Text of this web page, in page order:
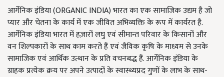
आर्गेनिक इंडिया (ORGANIC INDIA) भारत का एक सामाजिक उद्यम है जो
प्यार और चेतना के कार्य में एक जीवित अभिव्यक्ति के रूप में कार्यरत है.
आर्गेनिक इंडिया भारत में हज़ारों लघु एवं सीमान्त परिवार के किसानों और
वन शिल्पकारों के साथ काम करते हैं एवं जैविक कृषि के माध्यम से उनके
सामाजिक एवं आर्थिक उत्थान के प्रति वचनबद्ध हैं. आर्गेनिक इंडिया के
ग्राहक प्रत्येक क्रय पर अपने उत्पादों के स्वास्थ्यप्रद गुणों के लाभ के साथ-